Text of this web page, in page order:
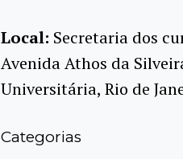
Local: Secretaria dos
Avenida Athos da
Universitária, Rio de
Categorias